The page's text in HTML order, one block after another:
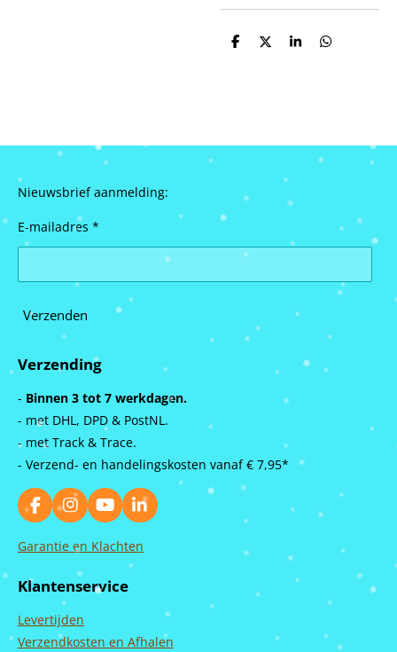
D
D
S
D
Nieuwsbrief aanmelding:
E-mailadres *
Verzenden
Verzending
- Binnen 3 tot 7 werkdagen.
- met DHL, DPD & PostNL.
- met Track & Trace.
- Verzend- en handelingskosten vanaf € 7,95*
F
a
c
o
k
I
n
s
g
a
m
Y
o
u
u
b
L
i
n
Garantie en Klachten
Klantenservice
Levertijden
Verzendkosten en Afhalen